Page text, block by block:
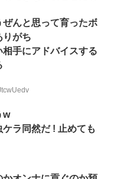
んと思って育ったボ
りがち
手にアドバイスする
w
ラ同然だ ! 止めても